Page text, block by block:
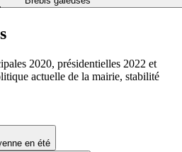
en été
2020, présidentielles 2022 et
actuelle de la mairie, stabilité